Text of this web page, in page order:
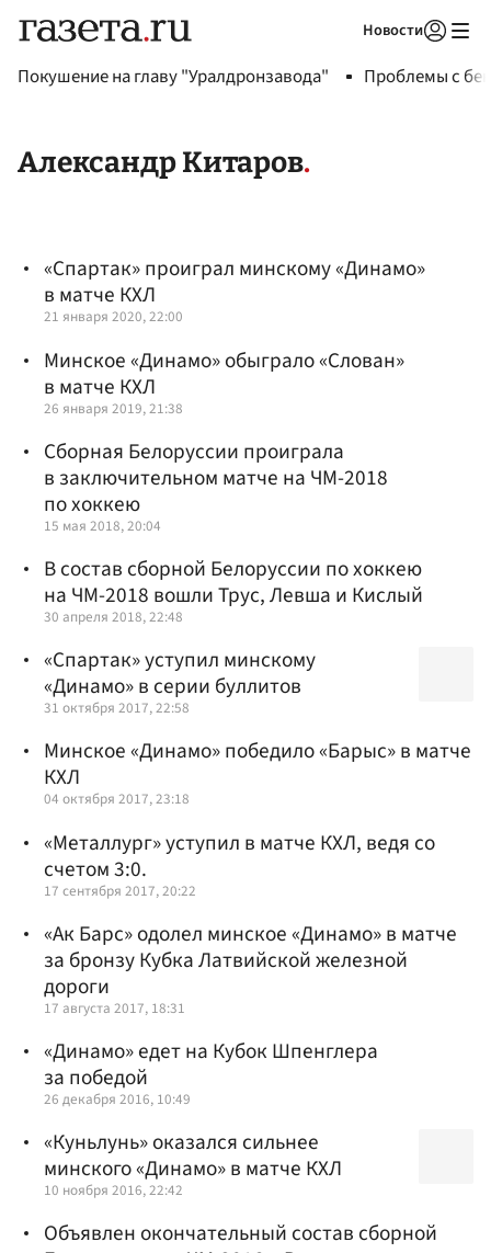
Новости
Покушение на главу "Уралдронзавода" Проблемы с
Александр Китаров
«Спартак» проиграл минскому «Динамо»
в матче КХЛ
21 января 2020, 22:00
Минское «Динамо» обыграло «Слован»
в матче КХЛ
26 января 2019, 21:38
Сборная Белоруссии проиграла
в заключительном матче на ЧМ-2018
по хоккею
15 мая 2018, 20:04
В состав сборной Белоруссии по хоккею
на ЧМ-2018 вошли Трус, Левша и Кислый
30 апреля 2018, 22:48
«Спартак» уступил минскому
«Динамо» в серии буллитов
31 октября 2017, 22:58
Минское «Динамо» победило «Барыс» в матче
КХЛ
04 октября 2017, 23:18
«Металлург» уступил в матче КХЛ, ведя со
счетом 3:0.
17 сентября 2017, 20:22
«Ак Барс» одолел минское «Динамо» в матче
за бронзу Кубка Латвийской железной
дороги
17 августа 2017, 18:31
«Динамо» едет на Кубок Шпенглера
за победой
26 декабря 2016, 10:49
«Куньлунь» оказался сильнее
минского «Динамо» в матче КХЛ
10 ноября 2016, 22:42
Объявлен окончательный состав сборной